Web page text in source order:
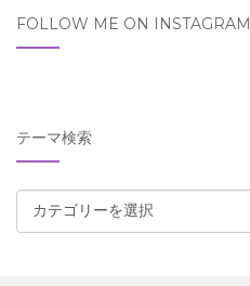
FOLLOW ME ON INSTAGRAM
テーマ検索
ー